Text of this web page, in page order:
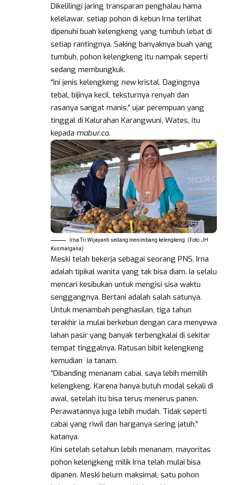
Dikelilingi jaring transparan penghalau hama
kelelawar, setiap pohon di kebun Irna terlihat
dipenuhi buah kelengkeng yang tumbuh lebat di
setiap rantingnya. Saking banyaknya buah yang
tumbuh, pohon kelengkeng itu nampak seperti
sedang membungkuk.
“Ini jenis kelengkeng newkristal. Dagingnya
tebal, bijinya kecil, teksturnya renyah dan
rasanya sangat manis,” ujar perempuan yang
tinggal di Kalurahan Karangwuni, Wates, itu
kepada mabur.co.
Irna Tri Wijayanti sedang menimbang kelengkeng. (Foto: JH
Kusmargana)
Meski telah bekerja sebagai seorang PNS, Irna
adalah tipikal wanita yang tak bisa diam. Ia selalu
mencari kesibukan untuk mengisi sisa waktu
senggangnya. Bertani adalah salah satunya.
Untuk menambah penghasilan, tiga tahun
terakhir ia mulai berkebun dengan cara menyewa
lahan pasir yang banyak terbengkalai di sekitar
tempat tinggalnya. Ratusan bibit kelengkeng
kemudian ia tanam.
“Dibanding menanam cabai, saya lebih memilih
kelengkeng. Karena hanya butuh modal sekali di
awal, setelah itu bisa terus menerus panen.
Perawatannya juga lebih mudah. Tidak seperti
cabai yang riwil dan harganya sering jatuh,”
katanya.
Kini setelah setahun lebih menanam, mayoritas
pohon kelengkeng milik Irna telah mulai bisa
dipanen. Meski belum maksimal, satu pohon